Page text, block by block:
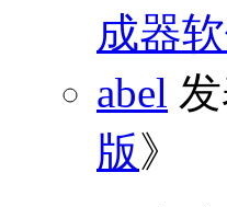
成器
abel
版》